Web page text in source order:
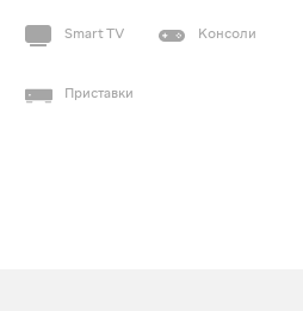
Smart TV Консоли
Приставки